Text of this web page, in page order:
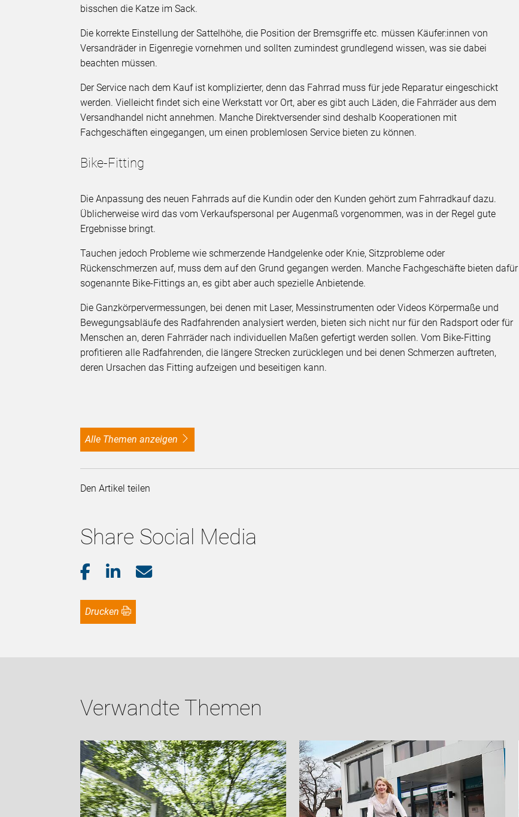
bisschen die Katze im Sack.
Die korrekte Einstellung der Sattelhöhe, die Position der Bremsgriffe etc. müssen Käufer:innen von
Versandräder in Eigenregie vornehmen und sollten zumindest grundlegend wissen, was sie dabei
beachten müssen.
Der Service nach dem Kauf ist komplizierter, denn das Fahrrad muss für jede Reparatur eingeschickt
werden. Vielleicht findet sich eine Werkstatt vor Ort, aber es gibt auch Läden, die Fahrräder aus dem
Versandhandel nicht annehmen. Manche Direktversender sind deshalb Kooperationen mit
Fachgeschäften eingegangen, um einen problemlosen Service bieten zu können.
Bike-Fitting
Die Anpassung des neuen Fahrrads auf die Kundin oder den Kunden gehört zum Fahrradkauf dazu.
Üblicherweise wird das vom Verkaufspersonal per Augenmaß vorgenommen, was in der Regel gute
Ergebnisse bringt.
Tauchen jedoch Probleme wie schmerzende Handgelenke oder Knie, Sitzprobleme oder
Rückenschmerzen auf, muss dem auf den Grund gegangen werden. Manche Fachgeschäfte bieten dafür
sogenannte Bike-Fittings an, es gibt aber auch spezielle Anbietende.
Die Ganzkörpervermessungen, bei denen mit Laser, Messinstrumenten oder Videos Körpermaße und
Bewegungsabläufe des Radfahrenden analysiert werden, bieten sich nicht nur für den Radsport oder für
Menschen an, deren Fahrräder nach individuellen Maßen gefertigt werden sollen. Vom Bike-Fitting
profitieren alle Radfahrenden, die längere Strecken zurücklegen und bei denen Schmerzen auftreten,
deren Ursachen das Fitting aufzeigen und beseitigen kann.
alle Themen anzeigen
Den Artikel teilen
Share Social Media
Drucken
Verwandte Themen